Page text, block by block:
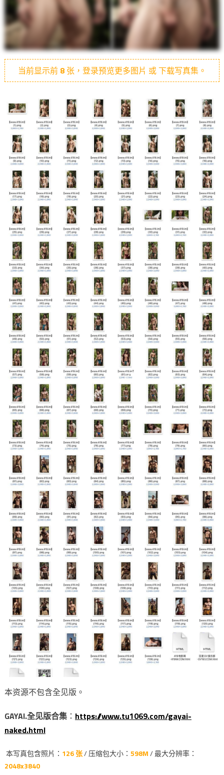
当前显示前 8张，登录预览更多图片 或 下载写真集。
本资源不包含全见版。
GAYAI.全见版合集： https://www.tu1069.com/gayai-
naked.html
本写真包含照片： 126 张/ 压缩包大小： 598M/ 最大分辨率：
2048x3840